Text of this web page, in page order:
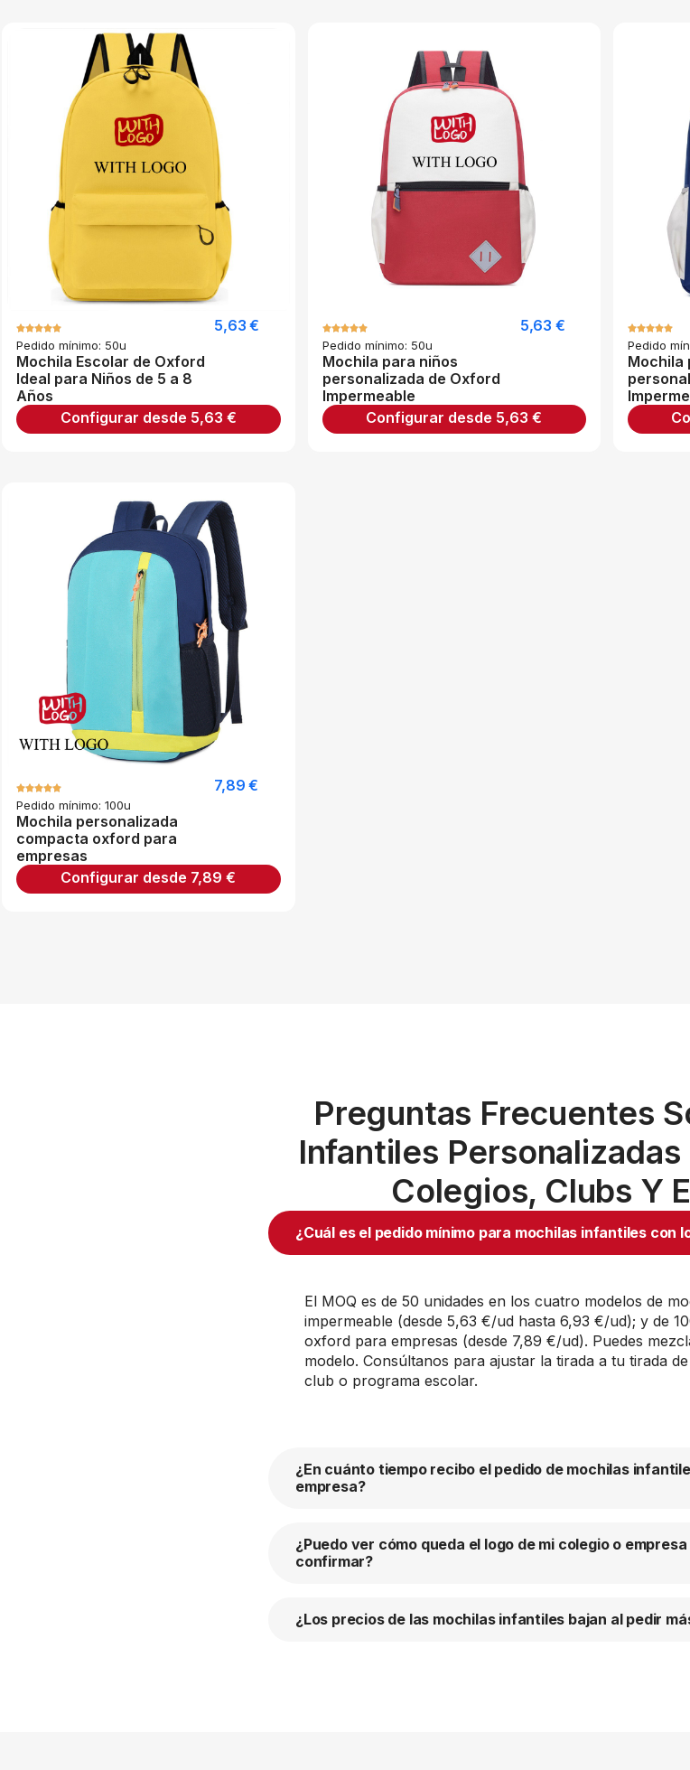
Pedido mínimo: 50u
Mochila Escolar de Oxford
Ideal para Niños de 5 a 8
Años
5,63€
Configurar desde 5,63 €
Pedido mínimo: 50u
Mochila para niños
personalizada de Oxford
Impermeable
5,63 €
Configurar desde 5,63€
Pedido
Mochila
Pedido mínimo: 100u
Mochila personalizada
compacta oxford para
empresas
7,89€
Configurar desde 7,89€
Preguntas Frecuentes
Infantiles Personalizadas
Colegios, Clubs Y
¿Cuál es el pedido mínimo para mochilas infantiles con
El MOQ es de 50 unidades en los cuatro modelos de
impermeable (desde 5,63 €/ud hasta 6,93 €/ud); y de
oxford para empresas (desde 7,89 €/ud). Puedes
modelo. Consúltanos para ajustar la tirada a tu tirada
club o programa escolar.
¿En cuánto tiempo recibo el pedido de mochilas
empresa?
¿Puedo ver cómo queda el logo de mi colegio o
confirmar?
¿Los precios de las mochilas infantiles bajan al pedir